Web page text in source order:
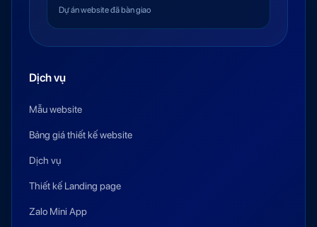
Dự án website đã bàn giao
Dịch vụ
Mẫu website
Bảng giá thiết kế website
Dịch vụ
Thiết kế Landing page
Zalo Mini App